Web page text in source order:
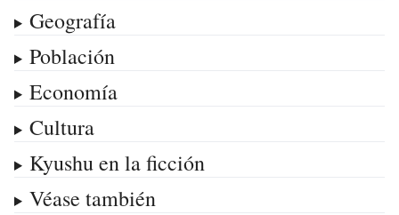
Geografía
Población
Economía
Cultura
Kyushu en la ficción
Véase también